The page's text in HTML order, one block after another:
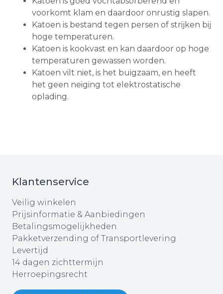
voorkomt klam en daardoor onrustig slapen.
Katoen is bestand tegen persen of strijken bij
hoge temperaturen.
Katoen is kookvast en kan daardoor op hoge
temperaturen gewassen worden.
Katoen vilt niet, is het buigzaam, en heeft
het geen neiging tot elektrostatische
oplading.
Klantenservice
Veilig winkelen
Prijsinformatie & Aanbiedingen
Betalingsmogelijkheden
Pakketverzending of Transportlevering
Levertijd
14 dagen zichttermijn
Herroepingsrecht